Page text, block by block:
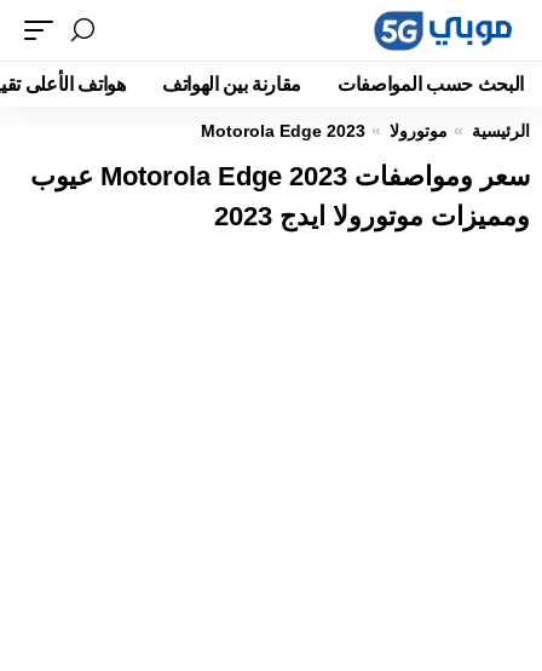
البحث حسب المواصفات مقارنة بين الهواتف هواتف الأعلى
الرئيسية موتورولا Motorola Edge 2023
سعر ومواصفات Motorola Edge 2023 عيوب
ومميزات موتورولا ايدج 2023